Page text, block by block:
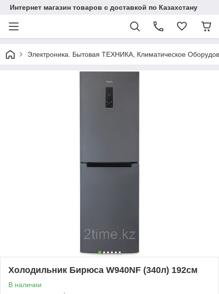
Интернет магазин товаров с доставкой по Казахстану
Электроника. Бытовая ТЕХНИКА, Климатическое
Холодильник Бирюса W940NF (340л) 192см
В наличии